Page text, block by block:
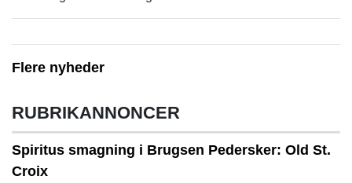
Flere nyheder
RUBRIKANNONCER
Spiritus smagning i Brugsen Pedersker: Old St.
Croix